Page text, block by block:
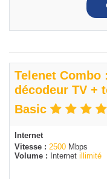
Telenet Combo
décodeur TV +
Basic
Internet
Vitesse : 2500 Mbps
Volume :
Internet illimité